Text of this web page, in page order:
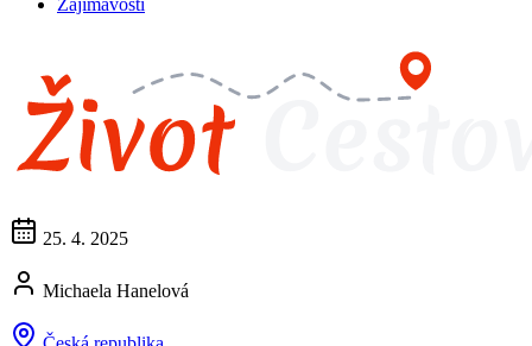
Zajímavosti
25. 4. 2025
Michaela Hanelová